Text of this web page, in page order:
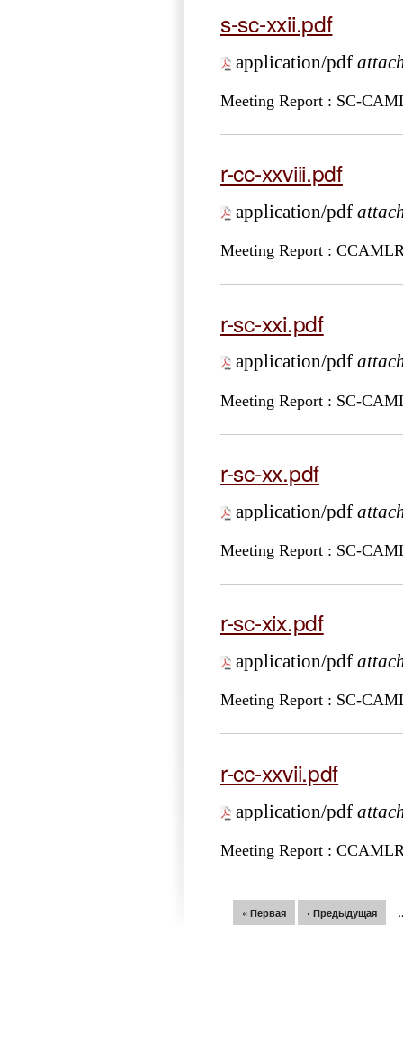
s-sc-xxii.pdf
application/pdf
Meeting Report : SC-
r-cc-xxviii.pdf
application/pdf
Meeting Report :
r-sc-xxi.pdf
application/pdf
Meeting Report : SC-
r-sc-xx.pdf
application/pdf
Meeting Report : SC-
r-sc-xix.pdf
application/pdf
Meeting Report : SC-
r-cc-xxvii.pdf
application/pdf
Meeting Report :
Страницы
« Первая ‹ Предыдущая